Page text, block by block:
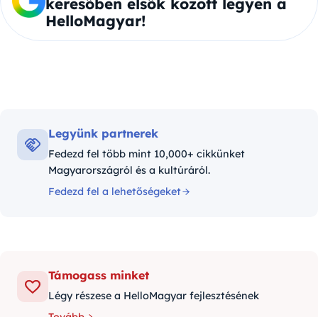
keresőben elsők között legyen a
HelloMagyar!
Legyünk partnerek
Fedezd fel több mint 10,000+ cikkünket
Magyarországról és a kultúráról.
Fedezd fel a lehetőségeket
Támogass minket
Légy részese a HelloMagyar fejlesztésének